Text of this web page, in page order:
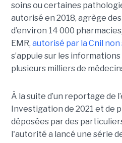
soins ou certaines
autorisé en 2018, agrège
d’environ 14 000
EMR, autorisé par la Cnil non
s’appuie sur les
plusieurs milliers de
À la suite d’un reportage de
Investigation de 2021 et de
déposées par des
l'autorité a lancé une série